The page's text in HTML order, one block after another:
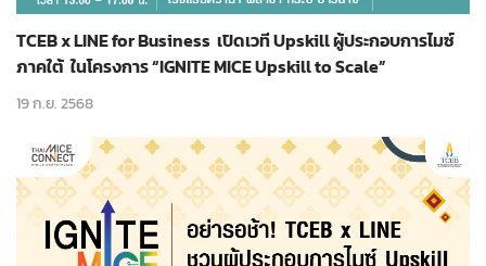
TCEB x LINE for Business เปิดเวที Upskill ผู้ประกอบการไมซ์
ภาคใต้ ในโครงการ “IGNITE MICE Upskill to Scale”
19 ก.ย. 2568